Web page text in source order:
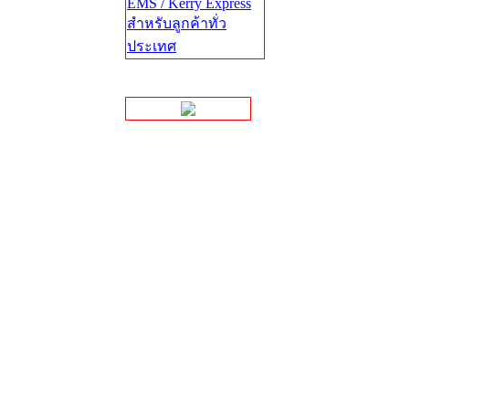
EMS / Kerry Express
สำหรับลูกค้าทั่ว
ประเทศ